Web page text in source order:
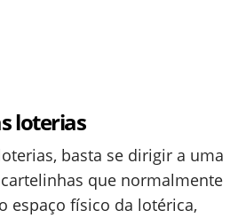
loterias
basta se dirigir a uma
que normalmente
espaço físico da lotérica,